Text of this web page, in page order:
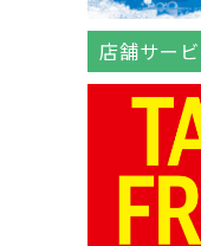
店舗サー